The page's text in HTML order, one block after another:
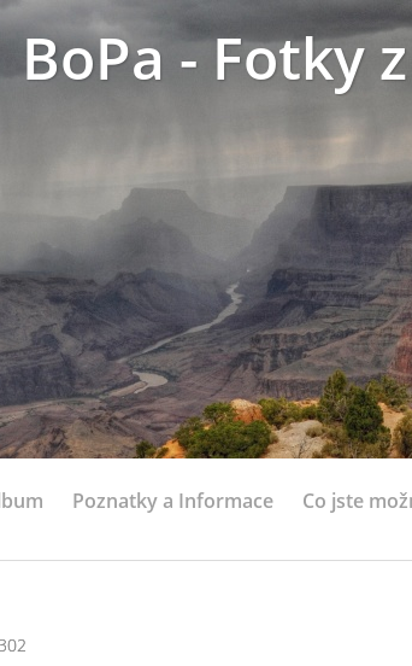
BoPa - Fotky
Poznatky a Informace Co jste